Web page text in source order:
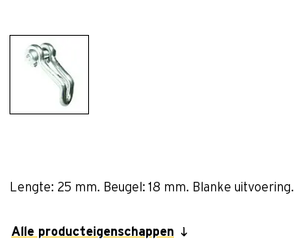
Lengte: 25 mm. Beugel: 18 mm. Blanke uitvoering.
Alle producteigenschappen